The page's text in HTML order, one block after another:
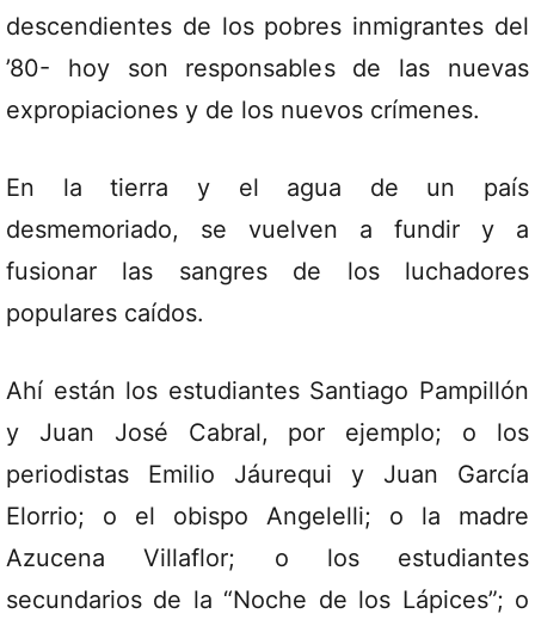
descendientes de los pobres inmigrantes del
’80- hoy son responsables de las nuevas
expropiaciones y de los nuevos crímenes.
En la tierra y el agua de un país
desmemoriado, se vuelven a fundir y a
fusionar las sangres de los luchadores
populares caídos.
Ahí están los estudiantes Santiago Pampillón
y Juan José Cabral, por ejemplo; o los
periodistas Emilio Jáurequi y Juan García
Elorrio; o el obispo Angelelli; o la madre
Azucena Villaflor; o los estudiantes
secundarios de la “Noche de los Lápices”; o